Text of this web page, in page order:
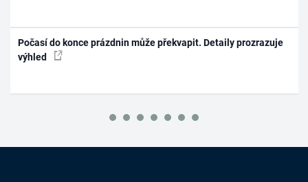
Počasí do konce prázdnin může překvapit. Detaily prozrazuje
výhled